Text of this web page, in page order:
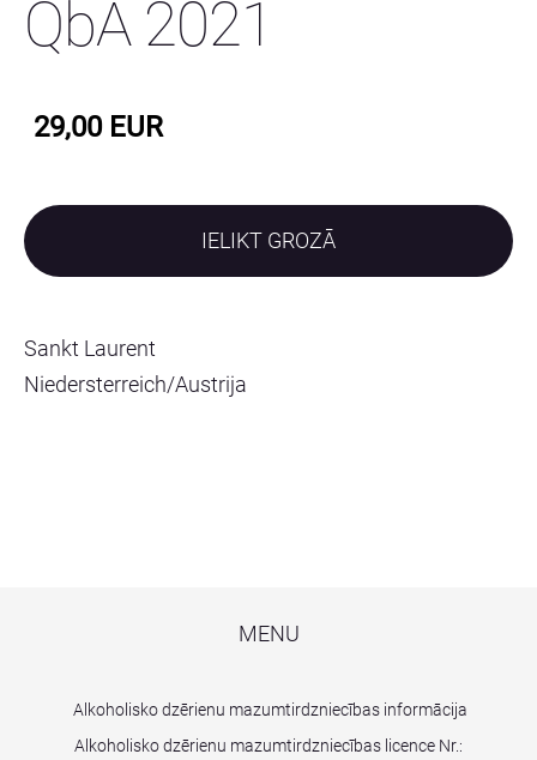
QbA 2021
29,00 EUR
IELIKT GROZĀ
Sankt Laurent
Niedersterreich/Austrija
MENU
Alkoholisko dzērienu mazumtirdzniecības informācija
Alkoholisko dzērienu mazumtirdzniecības licence Nr.: